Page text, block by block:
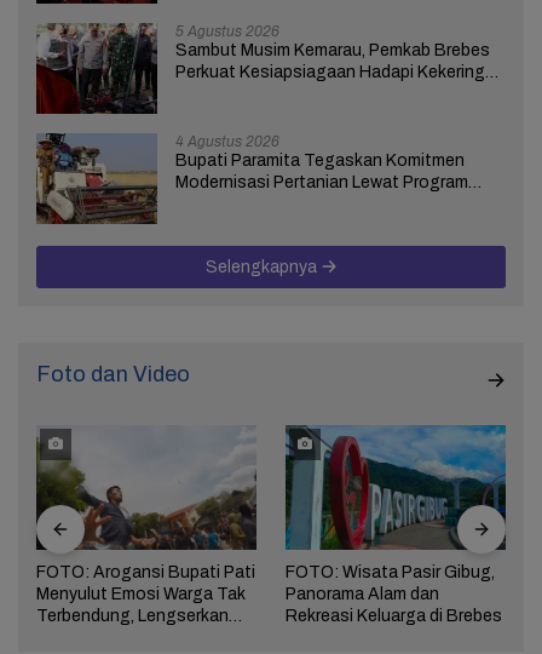
5 Agustus 2026
Sambut Musim Kemarau, Pemkab Brebes
Perkuat Kesiapsiagaan Hadapi Kekeringan
4 Agustus 2026
Bupati Paramita Tegaskan Komitmen
Modernisasi Pertanian Lewat Program
Selengkapnya
Foto dan Video
FOTO: Arogansi Bupati Pati
Menyulut Emosi Warga Tak
Terbendung, Lengserkan
FOTO: Wisata Pasir Gibug,
Panorama Alam dan
Rekreasi Keluarga di Brebes